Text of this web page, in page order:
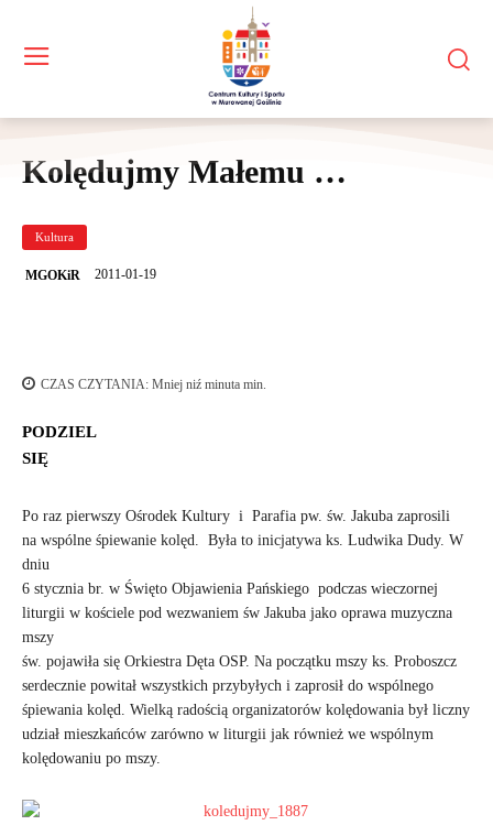
Kolędujmy Małemu …
Kultura
MGOKiR 2011-01-19
CZAS CZYTANIA: Mniej niź minuta min.
PODZIEL
SIĘ
Po raz pierwszy Ośrodek Kultury i Parafia pw. św. Jakuba zaprosili
na wspólne śpiewanie kolęd. Była to inicjatywa ks. Ludwika Dudy. W
dniu
6 stycznia br. w Święto Objawienia Pańskiego podczas wieczornej
liturgii w kościele pod wezwaniem św Jakuba jako oprawa muzyczna
mszy
św. pojawiła się Orkiestra Dęta OSP. Na początku mszy ks. Proboszcz
serdecznie powitał wszystkich przybyłych i zaprosił do wspólnego
śpiewania kolęd. Wielką radością organizatorów kolędowania był liczny
udział mieszkańców zarówno w liturgii jak również we wspólnym
kolędowaniu po mszy.